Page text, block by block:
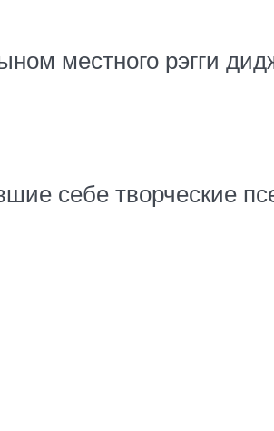
местного рэгги
себе творческие